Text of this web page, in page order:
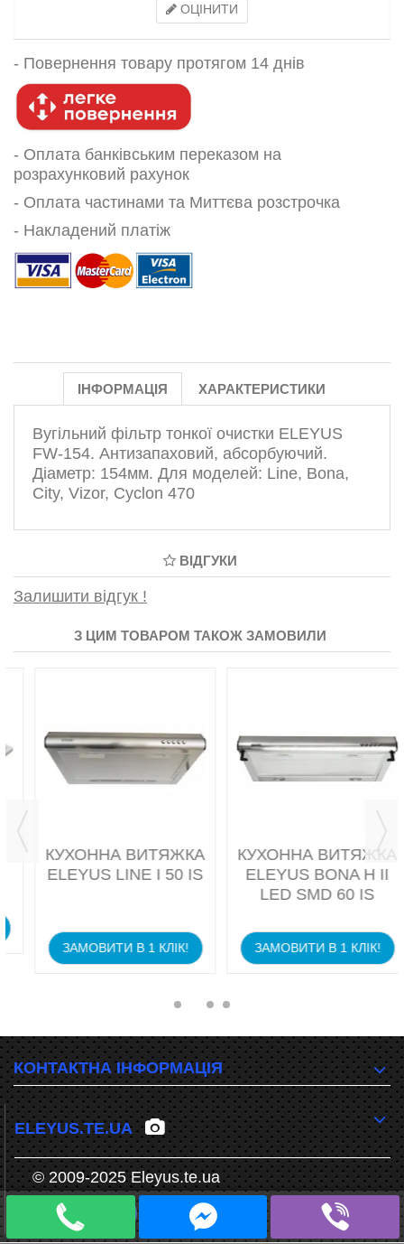
ОЦІНИТИ
- Повернення товару протягом 14 днів
- Оплата банківським переказом на
розрахунковий рахунок
- Оплата частинами та Миттєва розстрочка
- Накладений платіж
ІНФОРМАЦІЯ ХАРАКТЕРИСТИКИ
Вугільний фільтр тонкої очистки ELEYUS
FW-154. Антизапаховий, абсорбуючий.
Діаметр: 154мм. Для моделей: Line, Bona,
City, Vizor, Cyclon 470
ВІДГУКИ
Залишити відгук !
З ЦИМ ТОВАРОМ ТАКОЖ ЗАМОВИЛИ
КУХОННА ВИТЯЖКА
ELEYUS LINE I 50 IS
ЗАМОВИТИ В 1 КЛІК!
КУХОННА ВИТЯЖКА
ELEYUS BONA H II
LED SMD 60 IS
ЗАМОВИТИ В 1 КЛІК!
КОНТАКТНА ІНФОРМАЦІЯ
ELEYUS.TE.UA
© 2009-2025 Eleyus.te.ua